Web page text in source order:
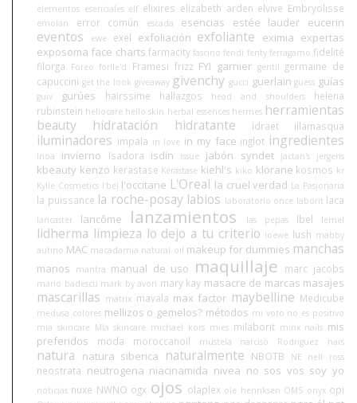
elementos esenciales elf elixires elizabeth arden elvive Embryolisse
emolan error común escada esencias estée lauder eucerin
eventos ewe exel exfoliación exfoliante eximia expertas
exposoma face charts farmacity fascino fendi fenty ferragamo fidelité
filorga
Foreo forlle'd Framesi frizz FYI garnier gentil germaine de
capuccini get the look giveaway givenchy gucci guerlain guess guías
guiv gurúes hairssime hallazgos head and shoulders
helena
rubinstein heliocare hello skin herbal essences hermes herramientas
beauty
hidratación hidratante idraet illamasqua
iluminadores impala in love in my face inglot ingredientes
Inoa invierno Isadora isdin issue jabón syndet jactan's jergens
kbeauty kenzo kerastase Kérastase kiehl's kiko klorane kosmos kr
Kylie Cosmetics l'bel l'occitane L'Oreal la cruel verdad La Pasionaria
la puissance la roche-posay labios laboratorio once laborit laca
lancaster lancôme lanzamientos las pepas lbel lemel
lidherma limpieza lo dejo a tu criterio loewe lush mabby
autino MAC macadamia natural oil makeup for dummies manchas
manos mantra manual de uso maquillaje marc jacobs
mario badescu mark by avon mary kay masacre de marcas masajes
mascarillas matrix mavala max factor maybelline Medicube
medusa colores mellizos o gemelos? métodos mi voto no es positivo
mia skincare Mía skincare michael kors mies milaborit minx nails mis
preferidos
moda moroccanoil mustela narciso Rodriguez nars
natura natura siberica naturalmente NBOTB NE nell ross
neostrata neutrogena niacinamida nivea no sos vos soy yo
noticias nuxe NWNO ogx ojos olaplex ole henriksen OMS onyx opi